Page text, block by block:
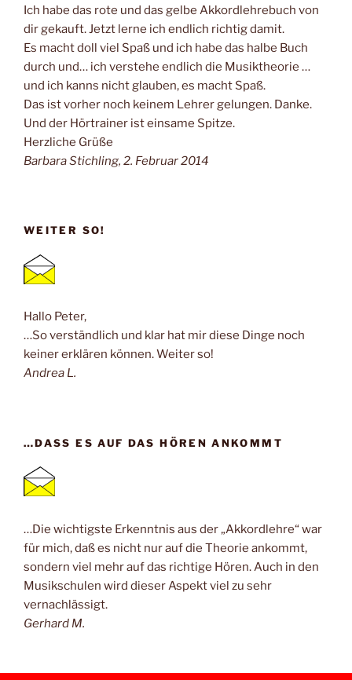
Ich habe das rote und das gelbe Akkordlehrebuch von
dir gekauft. Jetzt lerne ich endlich richtig damit.
Es macht doll viel Spaß und ich habe das halbe Buch
durch und… ich verstehe endlich die Musiktheorie …
und ich kanns nicht glauben, es macht Spaß.
Das ist vorher noch keinem Lehrer gelungen. Danke.
Und der Hörtrainer ist einsame Spitze.
Herzliche Grüße
Barbara Stichling, 2. Februar 2014
WEITER SO!
Hallo Peter,
…So verständlich und klar hat mir diese Dinge noch
keiner erklären können. Weiter so!
Andrea L.
…DASS ES AUF DAS HÖREN ANKOMMT
…Die wichtigste Erkenntnis aus der „Akkordlehre“ war
für mich, daß es nicht nur auf die Theorie ankommt,
sondern viel mehr auf das richtige Hören. Auch in den
Musikschulen wird dieser Aspekt viel zu sehr
vernachlässigt.
Gerhard M.